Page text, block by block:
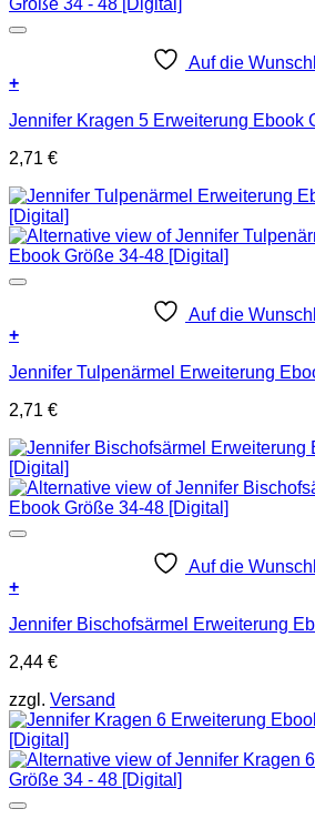
Auf die
+
Jennifer Kragen 5 Erweiterung Ebook
2,71 €
Auf die
+
Jennifer Tulpenärmel Erweiterung
2,71 €
Auf die
+
Jennifer Bischofsärmel Erweiterung
2,44 €
zzgl. Versand